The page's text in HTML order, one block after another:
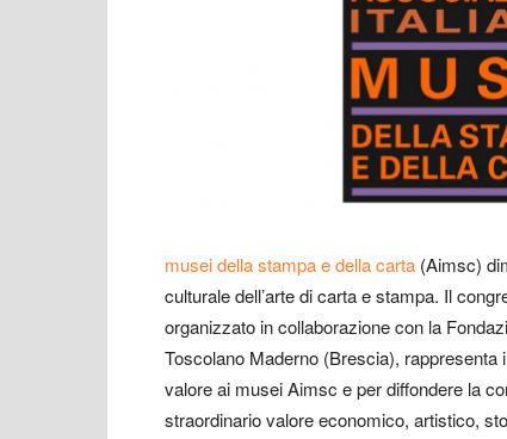
musei della stampa e della carta (Aimsc)
culturale dell’arte di carta e stampa. Il
organizzato in collaborazione con la
Toscolano Maderno (Brescia), rappresenta
valore ai musei Aimsc e per diffondere la
straordinario valore economico, artistico,